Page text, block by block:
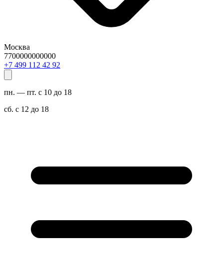
Москва
7700000000000
29 24 211 994 7+
пн. — пт. с 10 до 18
сб. с 12 до 18